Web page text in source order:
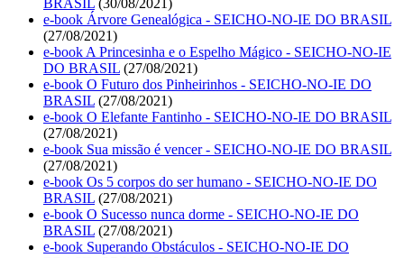
e-book Árvore Genealógica - SEICHO-NO-IE DO BRASIL
(27/08/2021)
e-book A Princesinha e o Espelho Mágico - SEICHO-NO-IE
DO BRASIL (27/08/2021)
e-book O Futuro dos Pinheirinhos - SEICHO-NO-IE DO
BRASIL (27/08/2021)
e-book O Elefante Fantinho - SEICHO-NO-IE DO BRASIL
(27/08/2021)
e-book Sua missão é vencer - SEICHO-NO-IE DO BRASIL
(27/08/2021)
e-book Os 5 corpos do ser humano - SEICHO-NO-IE DO
BRASIL (27/08/2021)
e-book O Sucesso nunca dorme - SEICHO-NO-IE DO
BRASIL (27/08/2021)
e-book Superando Obstáculos - SEICHO-NO-IE DO